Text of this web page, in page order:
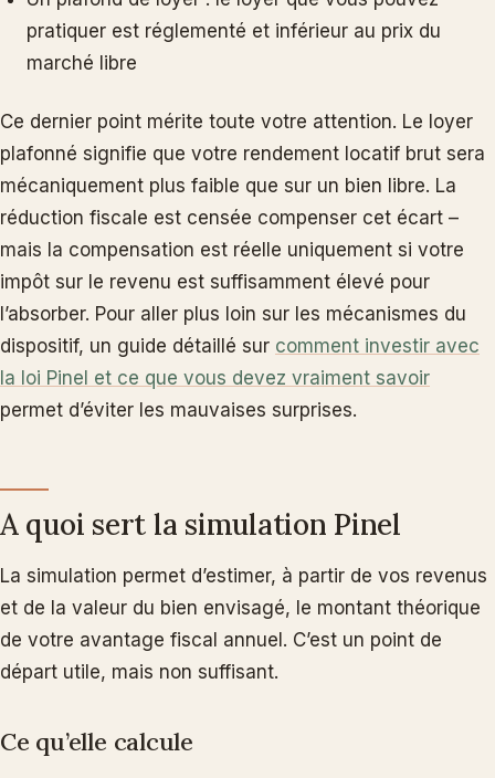
pratiquer est réglementé et inférieur au prix du
marché libre
Ce dernier point mérite toute votre attention. Le loyer
plafonné signifie que votre rendement locatif brut sera
mécaniquement plus faible que sur un bien libre. La
réduction fiscale est censée compenser cet écart –
mais la compensation est réelle uniquement si votre
impôt sur le revenu est suffisamment élevé pour
l’absorber. Pour aller plus loin sur les mécanismes du
dispositif, un guide détaillé sur comment investir avec
la loi Pinel et ce que vous devez vraiment savoir
permet d’éviter les mauvaises surprises.
A quoi sert la simulation Pinel
La simulation permet d’estimer, à partir de vos revenus
et de la valeur du bien envisagé, le montant théorique
de votre avantage fiscal annuel. C’est un point de
départ utile, mais non suffisant.
Ce qu’elle calcule